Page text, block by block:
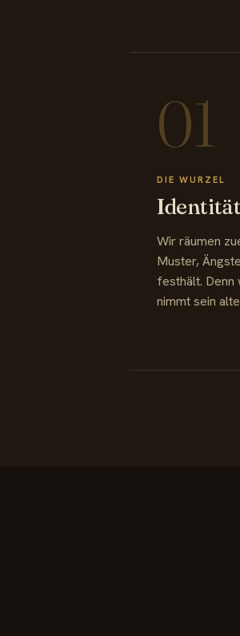
01
DIE WURZEL
Wir räumen
Muster,
festhält. Denn
nimmt sein